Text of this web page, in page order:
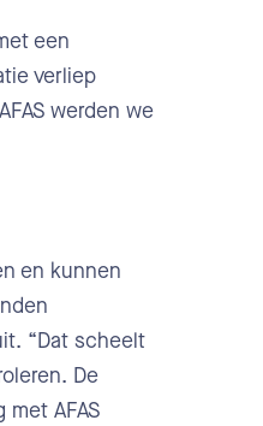
een
verliep
werden we
en kunnen
“Dat scheelt
De
AFAS